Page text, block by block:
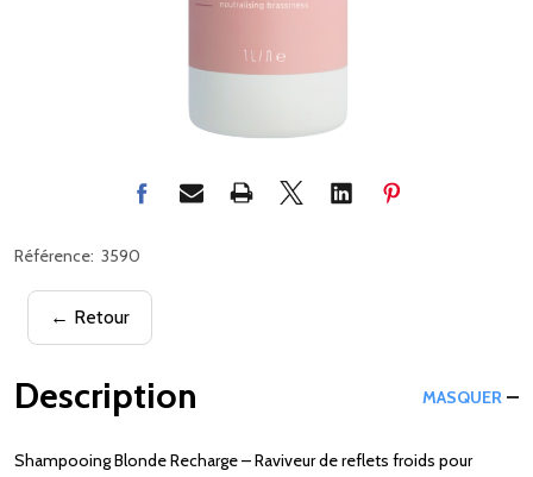
Référence: 3590
← Retour
Description MASQUER
Shampooing Blonde Recharge – Raviveur de reflets froids pour